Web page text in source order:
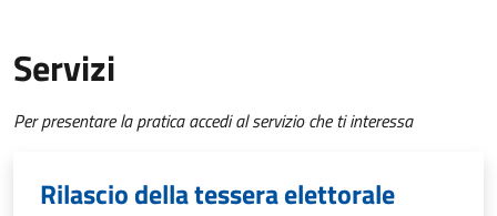
Servizi
Per presentare la pratica accedi al servizio che ti interessa
Rilascio della tessera elettorale